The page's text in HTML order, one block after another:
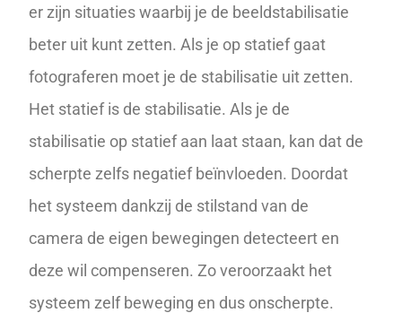
er zijn situaties waarbij je de beeldstabilisatie
beter uit kunt zetten. Als je op statief gaat
fotograferen moet je de stabilisatie uit zetten.
Het statief is de stabilisatie. Als je de
stabilisatie op statief aan laat staan, kan dat de
scherpte zelfs negatief beïnvloeden. Doordat
het systeem dankzij de stilstand van de
camera de eigen bewegingen detecteert en
deze wil compenseren. Zo veroorzaakt het
systeem zelf beweging en dus onscherpte.